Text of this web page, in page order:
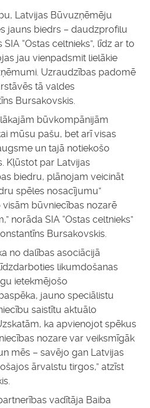
Latvijas Būvuzņēmēju
jauns biedrs – daudzprofilu
“Ostas celtnieks”, līdz ar to
jau vienpadsmit lielākie
Uzraudzības padomē
tā valdes
Bursakovskis.
būvkompānijām
mūsu pašu, bet arī visas
un tajā notiekošo
Kļūstot par Latvijas
biedru, plānojam veicināt
spēles nosacījumu”
būvniecības nozarē
norāda SIA “Ostas celtnieks”
Bursakovskis.
no dalības asociācijā
likumdošanas
ietekmējošo
jauno speciālistu
saistītu aktuālo
ka apvienojot spēkus
nozare var veiksmīgāk
mēs – savējo gan Latvijas
ārvalstu tirgos,” atzīst
vadītāja Baiba